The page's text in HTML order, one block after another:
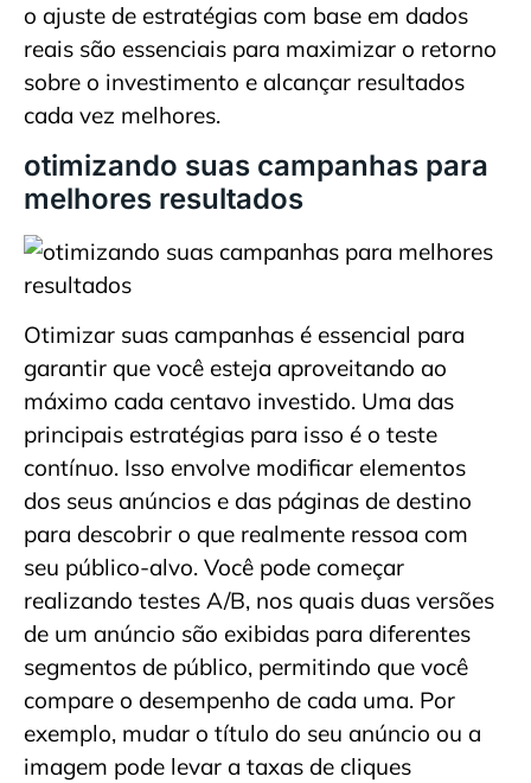
o ajuste de estratégias com base em dados
reais são essenciais para maximizar o retorno
sobre o investimento e alcançar resultados
cada vez melhores.
otimizando suas campanhas para
melhores resultados
Otimizar suas campanhas é essencial para
garantir que você esteja aproveitando ao
máximo cada centavo investido. Uma das
principais estratégias para isso é o teste
contínuo. Isso envolve modificar elementos
dos seus anúncios e das páginas de destino
para descobrir o que realmente ressoa com
seu público-alvo. Você pode começar
realizando testes A/B, nos quais duas versões
de um anúncio são exibidas para diferentes
segmentos de público, permitindo que você
compare o desempenho de cada uma. Por
exemplo, mudar o título do seu anúncio ou a
imagem pode levar a taxas de cliques